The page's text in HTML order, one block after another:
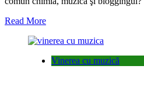
Read More
Vinerea cu muzică